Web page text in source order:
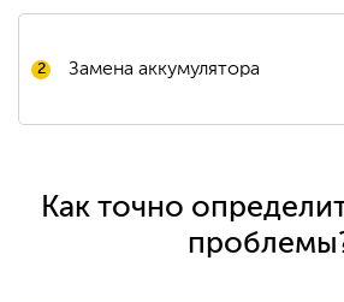
2 Замена аккумулятора
Как точно